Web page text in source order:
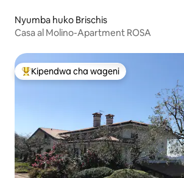
Nyumba huko Brischis
Casa al Molino-Apartment ROSA
Kipendwa maarufu cha wageni
Kipendwa cha wageni